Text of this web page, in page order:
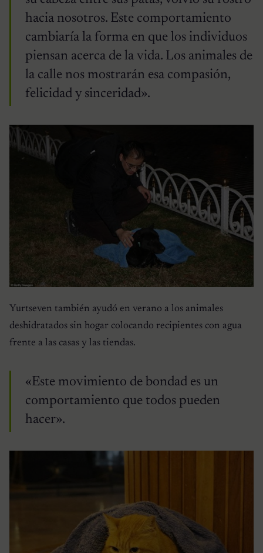
hacia nosotros. Este comportamiento
cambiaría la forma en que los individuos
piensan acerca de la vida. Los animales de
la calle nos mostrarán esa compasión,
felicidad y sinceridad».
Yurtseven también ayudó en verano a los animales
deshidratados sin hogar colocando recipientes con agua
frente a las casas y las tiendas.
«Este movimiento de bondad es un
comportamiento que todos pueden
hacer».